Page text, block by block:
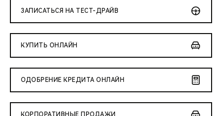
ЗАПИСАТЬСЯ НА ТЕСТ-ДРАЙВ
КУПИТЬ ОНЛАЙН
ОДОБРЕНИЕ КРЕДИТА ОНЛАЙН
КОРПОРАТИВНЫЕ ПРОДАЖИ